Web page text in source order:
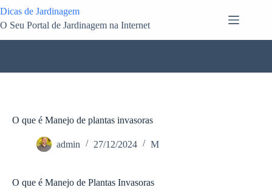
para
o
Dicas de Jardinagem
O Seu Portal de Jardinagem na Internet
O que é Manejo de plantas invasoras
admin 27/12/2024 M
O que é Manejo de Plantas Invasoras